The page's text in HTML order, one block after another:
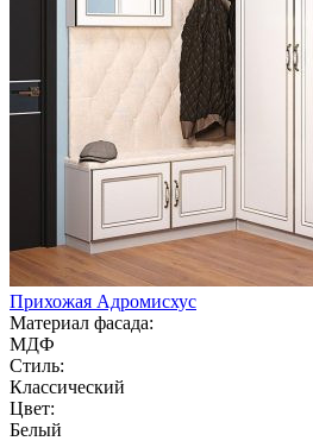
Прихожая Адромисхус
Материал фасада:
МДФ
Стиль:
Классический
Цвет:
Белый